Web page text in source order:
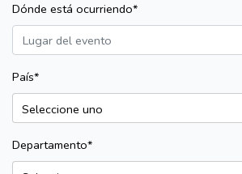
Dónde está ocurriendo*
País*
Departamento*